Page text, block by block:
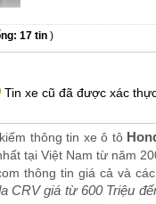
17 tin )
Tin xe cũ đã được xác
thông tin xe ô tô
tại Việt Nam từ năm
thông tin giá cả và
CRV giá từ 600 Triệu